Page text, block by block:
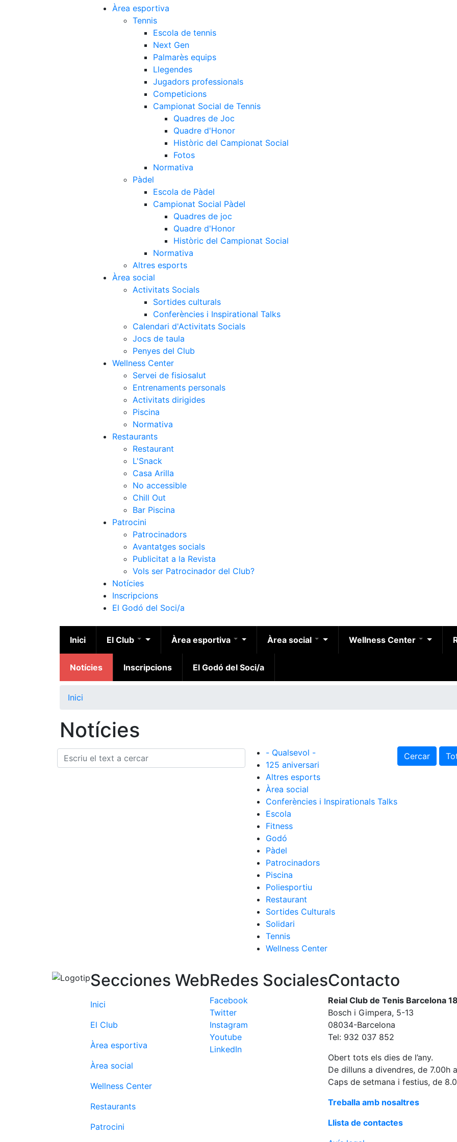
Àrea esportiva
Tennis
Escola de tennis
Next Gen
Palmarès equips
Llegendes
Jugadors professionals
Competicions
Campionat Social de Tennis
Quadres de Joc
Quadre d'Honor
Històric del Campionat Social
Fotos
Normativa
Pàdel
Escola de Pàdel
Campionat Social Pàdel
Quadres de joc
Quadre d'Honor
Històric del Campionat Social
Normativa
Altres esports
Àrea social
Activitats Socials
Sortides culturals
Conferències i Inspirational Talks
Calendari d'Activitats Socials
Jocs de taula
Penyes del Club
Wellness Center
Servei de fisiosalut
Entrenaments personals
Activitats dirigides
Piscina
Normativa
Restaurants
Restaurant
L'Snack
Casa Arilla
No accessible
Chill Out
Bar Piscina
Patrocini
Patrocinadors
Avantatges socials
Publicitat a la Revista
Vols ser Patrocinador del Club?
Notícies
Inscripcions
El Godó del Soci/a
Inici El Club Àrea esportiva Àrea social Wellness Center
Notícies Inscripcions El Godó del Soci/a
Inici
Notícies
- Qualsevol -
125 aniversari
Altres esports
Àrea social
Conferències i Inspirationals Talks
Escola
Fitness
Godó
Pàdel
Patrocinadors
Piscina
Poliesportiu
Restaurant
Sortides Culturals
Solidari
Tennis
Wellness Center
Cercar
Secciones Web
Inici
El Club
Àrea esportiva
Àrea social
Wellness Center
Restaurants
Patrocini
Redes Sociales
Facebook
Twitter
Instagram
Youtube
LinkedIn
Contacto
Reial Club de Tenis Barcelona
Bosch i Gimpera, 5-13
08034-Barcelona
Tel: 932 037 852
Obert tots els dies de l’any.
De dilluns a divendres, de 7.00h
Caps de setmana i festius, de
Treballa amb nosaltres
Llista de contactes